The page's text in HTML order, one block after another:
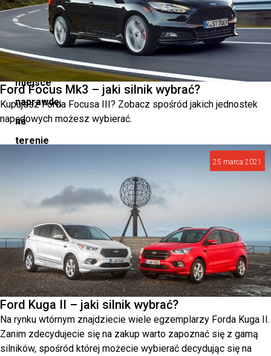
ale
taka
sytuacja
miała
miejsce
naprawdę,
na
terenie
Georgia.
Ford Focus Mk3 – jaki silnik wybrać?
Kupujesz Forda Focusa III? Zobacz spośród jakich jednostek
napędowych możesz wybierać.
25 marca 2021
Ford Kuga II – jaki silnik wybrać?
Na rynku wtórnym znajdziecie wiele egzemplarzy Forda Kuga II.
Zanim zdecydujecie się na zakup warto zapoznać się z gamą
silników, spośród której możecie wybierać decydując się na